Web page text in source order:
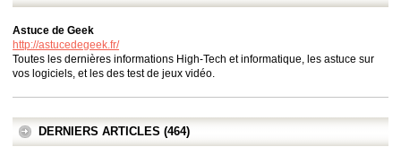
Astuce de Geek
http://astucedegeek.fr/
Toutes les dernières informations High-Tech et informatique, les astuce sur
vos logiciels, et les des test de jeux vidéo.
DERNIERS ARTICLES (464)